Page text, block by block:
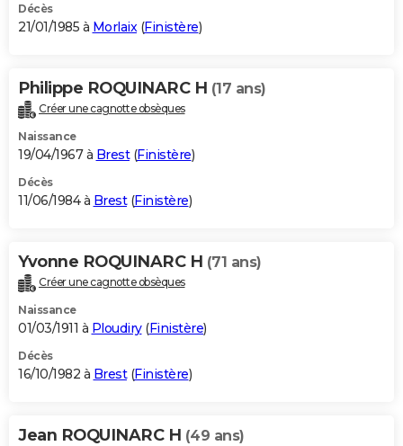
Décès
21/01/1985 à Morlaix(Finistère)
Philippe ROQUINARC H (17 ans)
Créer une cagnotte obsèques
Naissance
19/04/1967 à Brest(Finistère)
Décès
11/06/1984 à Brest(Finistère)
Yvonne ROQUINARC H (71 ans)
Créer une cagnotte obsèques
Naissance
01/03/1911 à Ploudiry(Finistère)
Décès
16/10/1982 à Brest(Finistère)
Jean ROQUINARC H (49 ans)